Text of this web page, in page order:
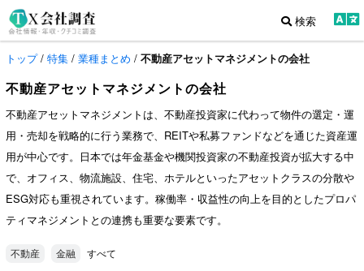
検索
トップ/ 特集 / 業種まとめ / 不動産アセットマネジメントの会社
不動産アセットマネジメントの会社
不動産アセットマネジメントは、不動産投資家に代わって物件の選定・運
用・売却を戦略的に行う業務で、REITや私募ファンドなどを通じた資産運
用が中心です。日本では年金基金や機関投資家の不動産投資が拡大する中
で、オフィス、物流施設、住宅、ホテルといったアセットクラスの分散や
ESG対応も重視されています。稼働率・収益性の向上を目的としたプロパ
ティマネジメントとの連携も重要な要素です。
不動産 金融 すべて